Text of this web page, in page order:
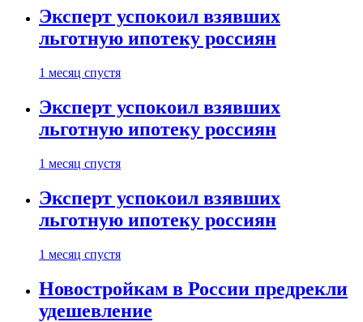
Эксперт успокоил взявших
льготную ипотеку россиян
1 месяц спустя
Эксперт успокоил взявших
льготную ипотеку россиян
1 месяц спустя
Эксперт успокоил взявших
льготную ипотеку россиян
1 месяц спустя
Новостройкам в России предрекли
удешевление